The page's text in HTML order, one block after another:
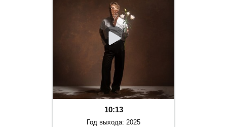
10:13
Год выхода: 2025